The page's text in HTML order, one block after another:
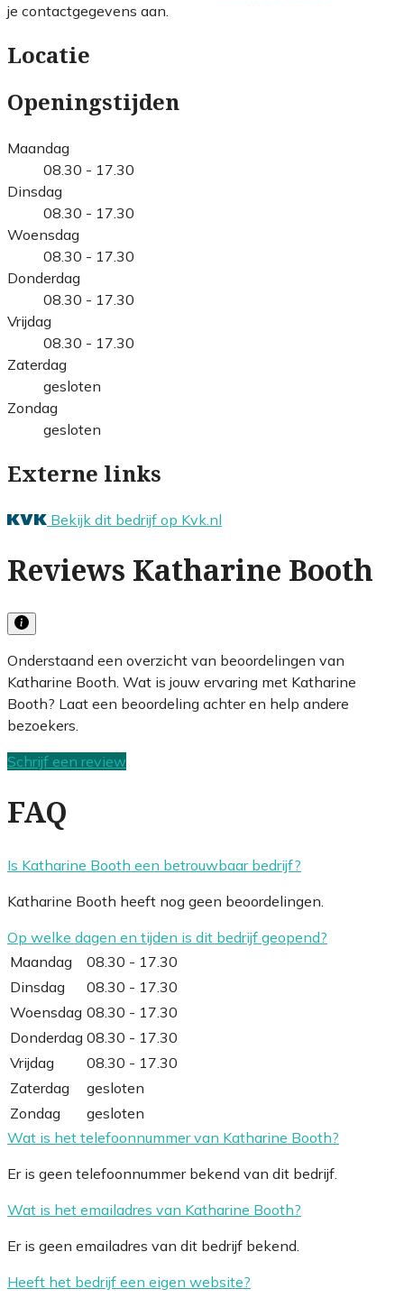
je contactgegevens aan.
Locatie
Openingstijden
Maandag
08.30 - 17.30
Dinsdag
08.30 - 17.30
Woensdag
08.30 - 17.30
Donderdag
08.30 - 17.30
Vrijdag
08.30 - 17.30
Zaterdag
gesloten
Zondag
gesloten
Externe links
Bekijk dit bedrijf op Kvk.nl
Reviews Katharine Booth
Onderstaand een overzicht van beoordelingen van
Katharine Booth. Wat is jouw ervaring met Katharine
Booth? Laat een beoordeling achter en help andere
bezoekers.
Schrijf een review
FAQ
Is Katharine Booth een betrouwbaar bedrijf?
Katharine Booth heeft nog geen beoordelingen.
Op welke dagen en tijden is dit bedrijf geopend?
Maandag
08.30 - 17.30
Dinsdag
08.30 - 17.30
Woensdag 08.30 - 17.30
Donderdag 08.30 - 17.30
Vrijdag
08.30 - 17.30
Zaterdag
gesloten
Zondag
gesloten
Wat is het telefoonnummer van Katharine Booth?
Er is geen telefoonnummer bekend van dit bedrijf.
Wat is het emailadres van Katharine Booth?
Er is geen emailadres van dit bedrijf bekend.
Heeft het bedrijf een eigen website?